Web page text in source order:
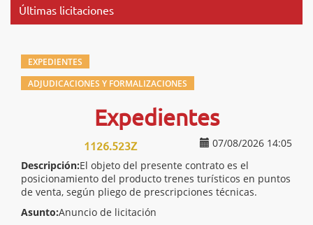
Últimas licitaciones
EXPEDIENTES
ADJUDICACIONES Y FORMALIZACIONES
Expedientes
07/08/2026 14:05
1126.523Z
Descripción:El objeto del presente contrato es el
posicionamiento del producto trenes turísticos en puntos
de venta, según pliego de prescripciones técnicas.
Asunto:Anuncio de licitación